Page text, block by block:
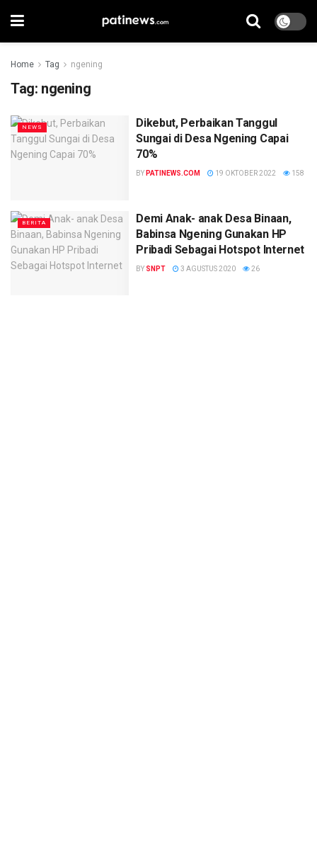
Home Tag ngening
Tag: ngening
NEWS
Dikebut, Perbaikan Tanggul
Sungai di Desa Ngening Capai
70%
BY PATINEWS.COM 19 OKTOBER 2022 158
BERITA
Demi Anak- anak Desa Binaan,
Babinsa Ngening Gunakan HP
Pribadi Sebagai Hotspot Internet
BY SNPT 3 AGUSTUS 2020 26